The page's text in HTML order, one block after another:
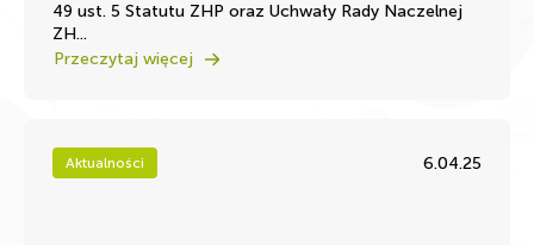
49 ust. 5 Statutu ZHP oraz Uchwały Rady Naczelnej
ZH...
Przeczytaj więcej
Aktualności 6.04.25